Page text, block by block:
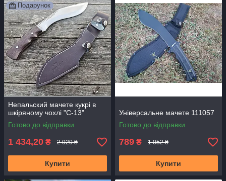
Подарунок
Непальский мачете кукрі в
шкіряному чохлі "С-13"
Готово до відправки
1 434,20 ₴ 2 020 ₴
Купити
Універсальне мачете 111057
Готово до відправки
789 ₴ 1 052 ₴
Купити